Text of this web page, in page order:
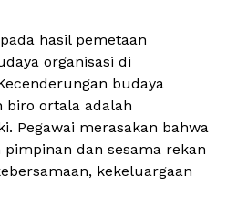
pada hasil pemetaan
organisasi di
budaya
biro ortala adalah
. Pegawai merasakan bahwa
pimpinan dan sesama rekan
, kekeluargaan